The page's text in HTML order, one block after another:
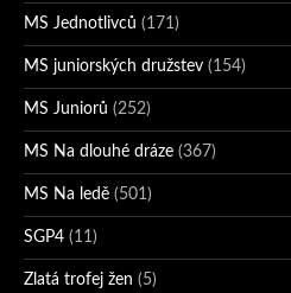
MS Jednotlivců (171)
MS juniorských družstev (154)
MS Juniorů (252)
MS Na dlouhé dráze (367)
MS Na ledě (501)
SGP4 (11)
Zlatá trofej žen (5)